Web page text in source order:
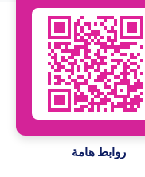
روابط هامة